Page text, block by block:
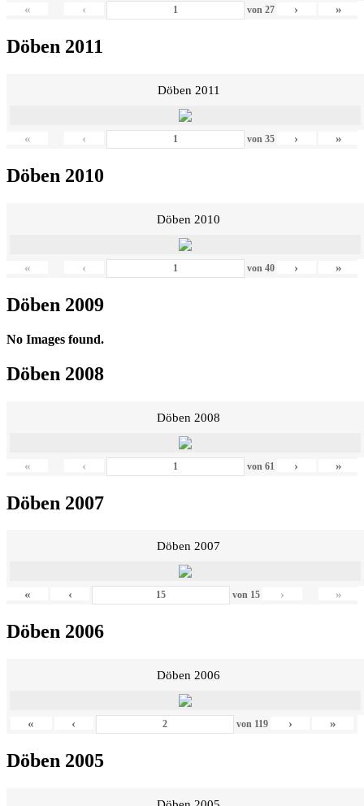
« ‹ von 27 › »
Döben 2011
Döben 2011
« ‹ von 35 › »
Döben 2010
Döben 2010
« ‹ von 40 › »
Döben 2009
No Images found.
Döben 2008
Döben 2008
« ‹ von 61 › »
Döben 2007
Döben 2007
« ‹ von 15 › »
Döben 2006
Döben 2006
« ‹ von 119 › »
Döben 2005